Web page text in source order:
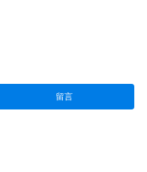
留言